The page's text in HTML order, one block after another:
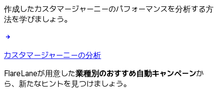
作成したカスタマージャーニーのパフォーマンスを分析する方
法を学びましょう。
カスタマージャーニーの分析
FlareLaneが用意した業種別のおすすめ自動キャンペーンか
ら、新たなヒントを見つけましょう。